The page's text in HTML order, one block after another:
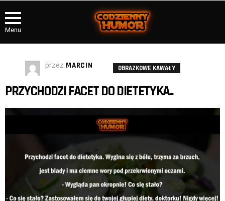
Menu
przez MARCIN OBRAZKOWE KAWAŁY
PRZYCHODZI FACET DO DIETETYKA..